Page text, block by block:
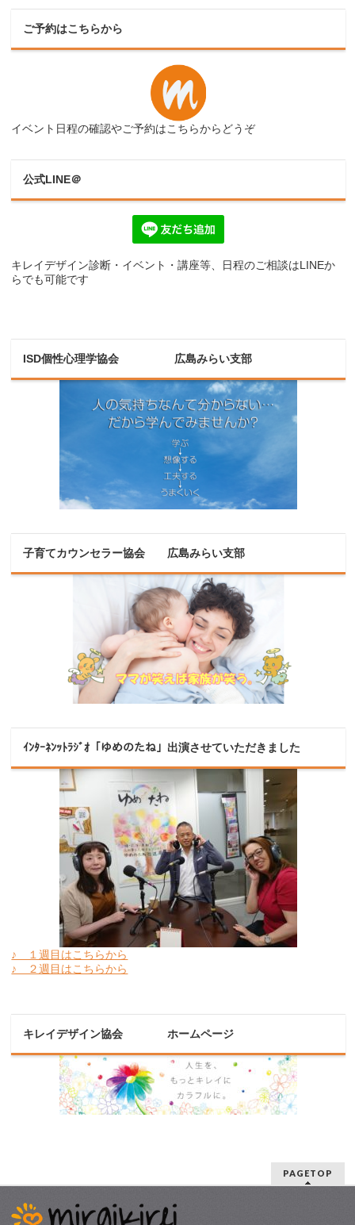
ご予約はこちらから
イベント日程の確認やご予約はこちらからどうぞ
公式LINE＠
キレイデザイン診断・イベント・講座等、日程のご相談はLINEか
らでも可能です
ISD個性心理学協会 広島みらい支部
子育てカウンセラー協会 広島みらい支部
ｲﾝﾀｰﾈﾝｯﾄﾗｼﾞｵ「ゆめのたね」出演させていただきました
♪ １週目はこちらから
♪ ２週目はこちらから
キレイデザイン協会 ホームページ
PAGETOP